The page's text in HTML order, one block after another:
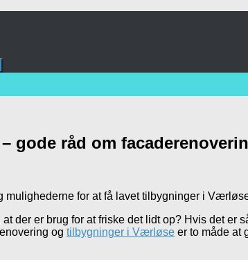
gode råd om
for at få lavet tilbygninger i
der er brug for at friske det lidt op? Hvis det
og tilbygninger i Værløse er to måde at